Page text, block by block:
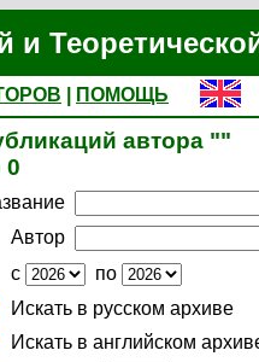
и
ПОМОЩЬ
автора ""
0
Автор
с
по
Искать в русском архиве
Искать в английском